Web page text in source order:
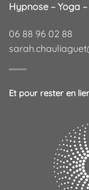
Hypnose – Yoga
06 88 96 02 88
Et pour rester en